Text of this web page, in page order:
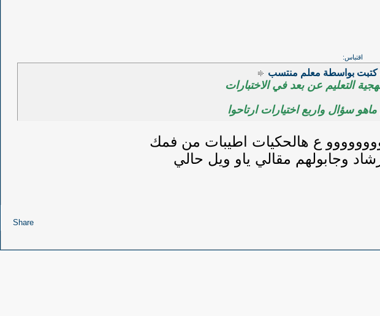
اقتباس:
كتبت بواسطة معلم منتسب
التعليم عن بعد في الاختبارات
سؤال واربع اختيارات ارتاحوا
ع هالحكيات اطيبات من فمك
وجابولهم مقالي ياو ويل حالي
Share